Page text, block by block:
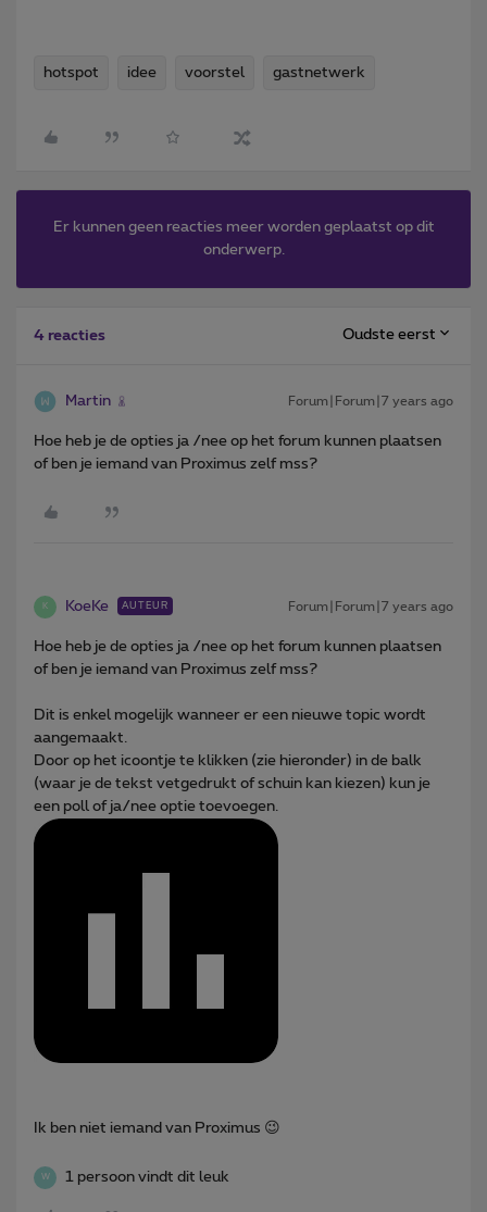
hotspot idee voorstel gastnetwerk
Er kunnen geen reacties meer worden geplaatst op dit
onderwerp.
4 reacties Oudste eerst
Martin Forum|Forum|7 years ago
Hoe heb je de opties ja /nee op het forum kunnen plaatsen
of ben je iemand van Proximus zelf mss?
K KoeKe AUTEUR Forum|Forum|7 years ago
Hoe heb je de opties ja /nee op het forum kunnen plaatsen
of ben je iemand van Proximus zelf mss?
Dit is enkel mogelijk wanneer er een nieuwe topic wordt
aangemaakt.
Door op het icoontje te klikken (zie hieronder) in de balk
(waar je de tekst vetgedrukt of schuin kan kiezen) kun je
een poll of ja/nee optie toevoegen.
Ik ben niet iemand van Proximus 😉
W 1 persoon vindt dit leuk